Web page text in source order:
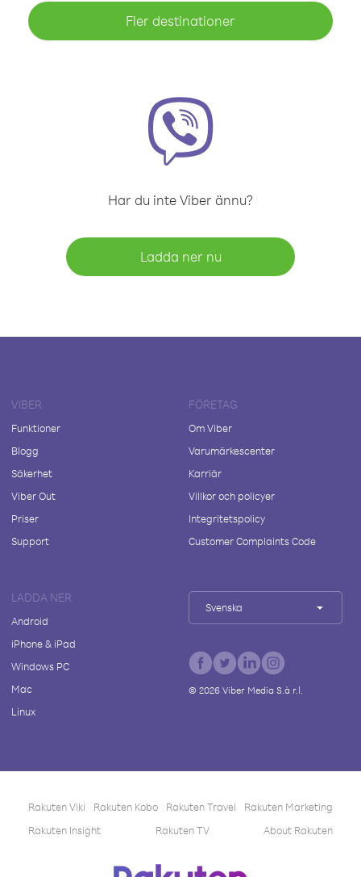
Fler destinationer
Har du inte Viber ännu?
Ladda ner nu
VIBER
Funktioner
Blogg
Säkerhet
Viber Out
Priser
Support
FÖRETAG
Om Viber
Varumärkescenter
Karriär
Villkor och policyer
Integritetspolicy
Customer Complaints Code
LADDA NER
Android
iPhone & iPad
Windows PC
Mac
Linux
Svenska
© 2026Viber Media S.à r.l.
Rakuten Viki Rakuten Kobo Rakuten Travel
Rakuten Marketing
Rakuten Insight
Rakuten TV About Rakuten